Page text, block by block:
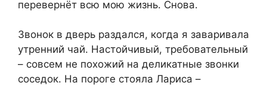
перевернёт всю мою жизнь. Снова.
Звонок в дверь раздался, когда я заваривала
утренний чай. Настойчивый, требовательный
– совсем не похожий на деликатные звонки
соседок. На пороге стояла Лариса –